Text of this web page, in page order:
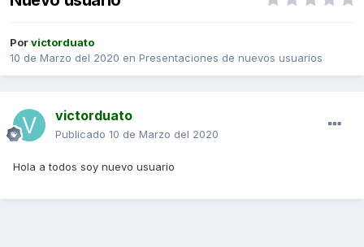
Porvictorduato
10 de Marzo del 2020 en Presentaciones de nuevos usuarios
victorduato
Publicado 10 de Marzo del 2020
Hola a todos soy nuevo usuario